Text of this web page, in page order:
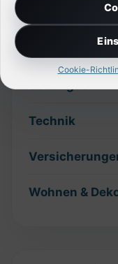
Cookie-
Technik
Wohnen &